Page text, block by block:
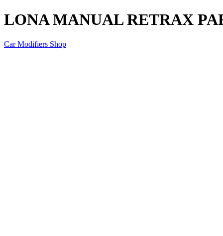
LONA MANUAL RETRAX
Car Modifiers Shop